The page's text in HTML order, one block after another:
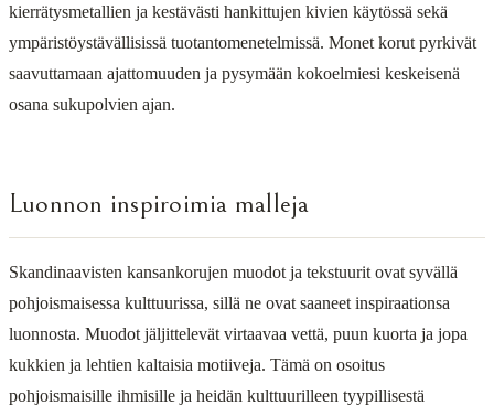
kierrätysmetallien ja kestävästi hankittujen kivien käytössä sekä
ympäristöystävällisissä tuotantomenetelmissä. Monet korut pyrkivät
saavuttamaan ajattomuuden ja pysymään kokoelmiesi keskeisenä
osana sukupolvien ajan.
Luonnon inspiroimia malleja
Skandinaavisten kansankorujen muodot ja tekstuurit ovat syvällä
pohjoismaisessa kulttuurissa, sillä ne ovat saaneet inspiraationsa
luonnosta. Muodot jäljittelevät virtaavaa vettä, puun kuorta ja jopa
kukkien ja lehtien kaltaisia motiiveja. Tämä on osoitus
pohjoismaisille ihmisille ja heidän kulttuurilleen tyypillisestä